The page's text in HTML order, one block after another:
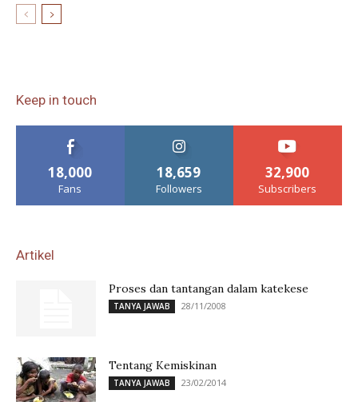
Keep in touch
18,000
Fans
18,659
Followers
32,900
Subscribers
Artikel
Proses dan tantangan dalam katekese
TANYA JAWAB 28/11/2008
Tentang Kemiskinan
TANYA JAWAB 23/02/2014